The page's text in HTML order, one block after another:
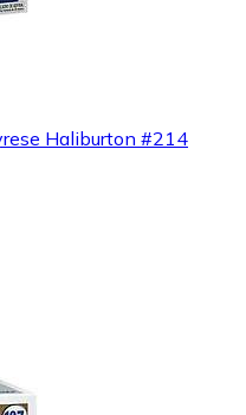
Haliburton #214